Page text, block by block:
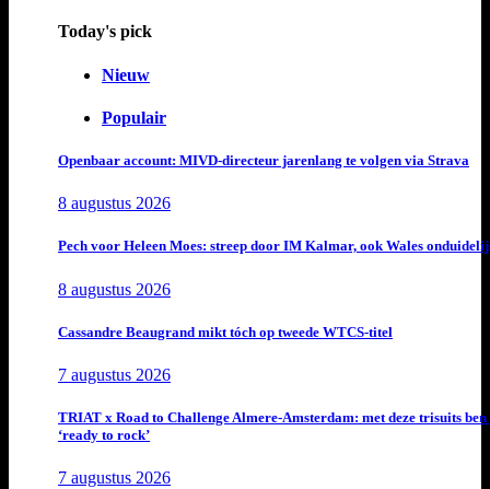
Today's pick
Nieuw
Populair
Openbaar account: MIVD-directeur jarenlang te volgen via Strava
8 augustus 2026
Pech voor Heleen Moes: streep door IM Kalmar, ook Wales
8 augustus 2026
Cassandre Beaugrand mikt tóch op tweede WTCS-titel
7 augustus 2026
TRIAT x Road to Challenge Almere-Amsterdam: met deze trisuits ben
‘ready to rock’
7 augustus 2026